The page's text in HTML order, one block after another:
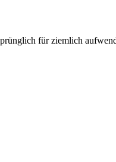
für ziemlich